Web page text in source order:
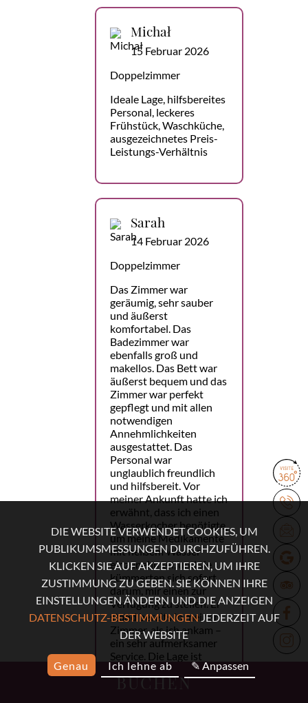
BUCHEN
Michał
15 Februar 2026
Doppelzimmer
Ideale Lage, hilfsbereites
Personal, leckeres
Frühstück, Waschküche,
ausgezeichnetes Preis-
Leistungs-Verhältnis
Sarah
14 Februar 2026
Doppelzimmer
Das Zimmer war
geräumig, sehr sauber
und äußerst
komfortabel. Das
Badezimmer war
ebenfalls groß und
makellos. Das Bett war
äußerst bequem und das
Zimmer war perfekt
gepflegt und mit allen
notwendigen
Annehmlichkeiten
ausgestattet. Das
Personal war
unglaublich freundlich
und hilfsbereit. Vor
meiner Ankunft hatte ich
erwähnt, dass ich einen
Wasserkocher benötigte,
um meine Medikamente
mit heißem Wasser
einzunehmen, und sie
kümmerten sich sofort
darum, mir einen zur
Verfügung zu stellen. Er
stand bereits in meinem
Zimmer, als ich ankam –
ein sehr aufmerksamer
Service. Die Lage ist
perfekt. Die U-Bahn ist
nur eine Minute
DIE WEBSITE VERWENDET COOKIES, UM
PUBLIKUMSMESSUNGEN DURCHZUFÜHREN.
KLICKEN SIE AUF AKZEPTIEREN, UM IHRE
ZUSTIMMUNG ZU GEBEN. SIE KÖNNEN IHRE
EINSTELLUNGEN ÄNDERN UND DIE ANZEIGEN
DATENSCHUTZ-BESTIMMUNGENJEDERZEIT AUF
DER WEBSITE
Genau Ich lehne ab ✎ Anpassen